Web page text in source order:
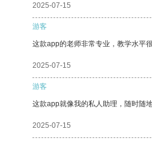
2025-07-15
游客
这款app的老师非常专业，教学水平
2025-07-15
游客
这款app就像我的私人助理，随时随
2025-07-15